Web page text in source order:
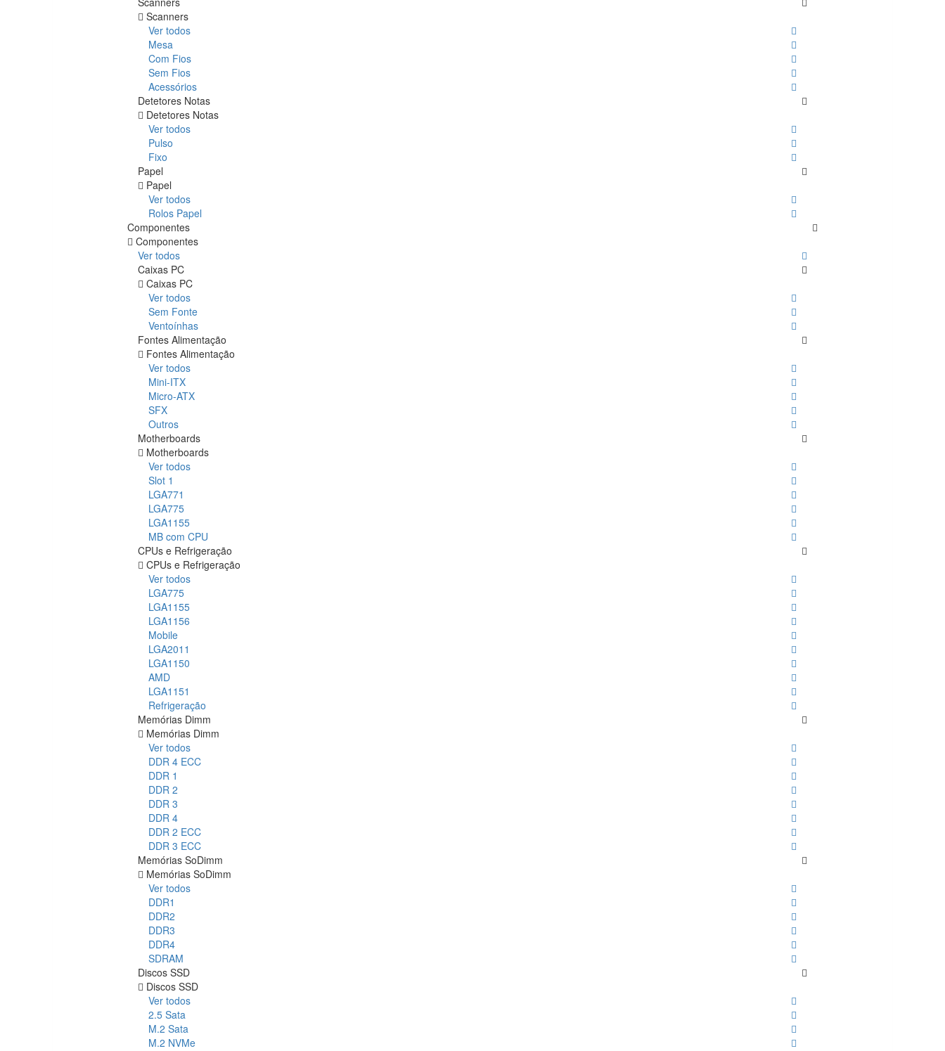
Scanners
Ver todos
Mesa
Com Fios
Sem Fios
Acessórios
Detetores Notas
Detetores Notas
Ver todos
Pulso
Fixo
Papel
Papel
Ver todos
Rolos Papel
Componentes
Componentes
Ver todos
Caixas PC
Caixas PC
Ver todos
Sem Fonte
Ventoínhas
Fontes Alimentação
Fontes Alimentação
Ver todos
Mini-ITX
Micro-ATX
SFX
Outros
Motherboards
Motherboards
Ver todos
Slot 1
LGA771
LGA775
LGA1155
MB com CPU
CPUs e Refrigeração
CPUs e Refrigeração
Ver todos
LGA775
LGA1155
LGA1156
Mobile
LGA2011
LGA1150
AMD
LGA1151
Refrigeração
Memórias Dimm
Memórias Dimm
Ver todos
DDR 4 ECC
DDR 1
DDR 2
DDR 3
DDR 4
DDR 2 ECC
DDR 3 ECC
Memórias SoDimm
Memórias SoDimm
Ver todos
DDR1
DDR2
DDR3
DDR4
SDRAM
Discos SSD
Discos SSD
Ver todos
2.5 Sata
M.2 Sata
M.2 NVMe